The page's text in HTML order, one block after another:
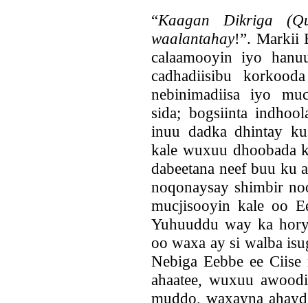
“Kaagan Dikriga
waalantahay!”. Markii
calaamooyin iyo
cadhadiisibu
nebinimadiisa iyo
sida; bogsiinta
inuu dadka dhintay
kale wuxuu dhoobada
dabeetana neef buu ku
noqonaysay shimbir
mucjisooyin kale oo
Yuhuuddu way ka
oo waxa ay si walba
Nebiga Eebbe ee
ahaatee, wuxuu
muddo, waxayna